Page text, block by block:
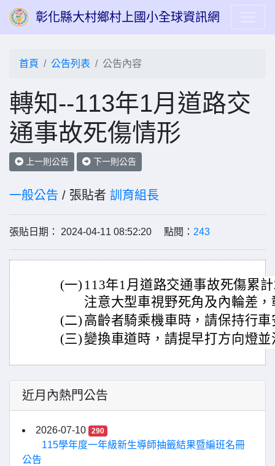
彰化縣大村鄉村上國小全球資訊網
首頁 公告列表 公告內容
轉知--113年1月道路交
通事故死傷情形
上一則公告 下一則公告
一般公告 / 張貼者 訓育組長
張貼日期： 2024-04-11 08:52:20 點閱： 243
(一) 113年1月道路交通事故死傷累
注意大型車視野死角及內輪差
(二) 高齡者騎乘機車時，請保持行
(三) 變換車道時，請提早打方向燈
近月內熱門公告
2026-07-10 290
115學年度一年級新生導師抽籤結果暨編班名冊
公告